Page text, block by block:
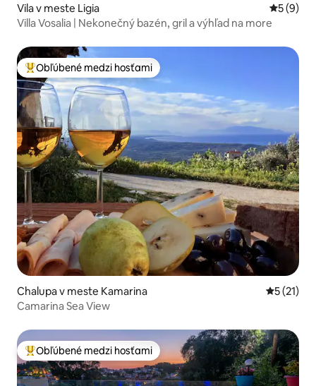
Vila v meste Ligia
5 (9)
Villa Vosalia | Nekonečný bazén, gril a výhľad na more
Najobľúbenejšie medzi hosťami
Obľúbené medzi hosťami
Chalupa v meste Kamarina
5 (21)
Camarina Sea View
Najobľúbenejšie medzi hosťami
Obľúbené medzi hosťami